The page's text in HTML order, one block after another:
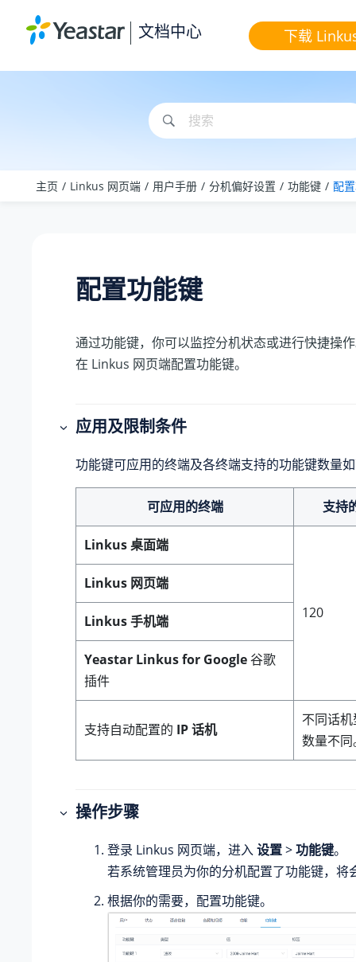
文档中心 下载
主页 Linkus 网页端 用户手册 分机偏好设置 功能键 配
配置功能键
通过功能键，你可以监控分机状态或进行快捷操
在 Linkus 网页端配置功能键。
应用及限制条件
功能键可应用的终端及各终端支持的功能键数量
可应用的终端 支持
Linkus 桌面端
120
Linkus 网页端
Linkus 手机端
Yeastar Linkus for Google谷歌
插件
支持自动配置的 IP 话机
不同话
数量不同
操作步骤
登录 Linkus 网页端，进入设置>功能键。
若系统管理员为你的分机配置了功能键，将
根据你的需要，配置功能键。